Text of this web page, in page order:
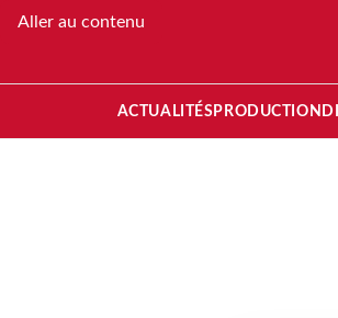
Aller au contenu
ACTUALITÉS PRODUCTION